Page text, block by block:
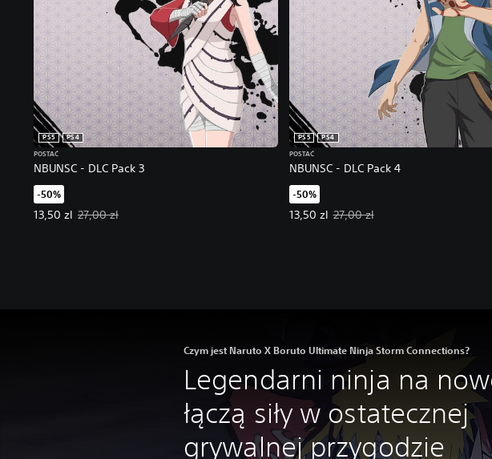
NBUNSC - DLC Pack 3
PS5
PS4
POSTAĆ
-50%
13,50 zl
Oferowana cena: 13,50 zl. Pierwotna cena: 27,00 zl.
27,00 zl
NBUNSC - DLC Pack 4
PS5
PS4
POSTAĆ
-50%
13,50 zl
Oferowana cena: 13,50 zl. Pierwotna
27,00 zl
Czym jest Naruto X Boruto Ultimate Ninja Storm Connections?
Legendarni ninja na
łączą siły w ostatecznej
grywalnej przygodzie